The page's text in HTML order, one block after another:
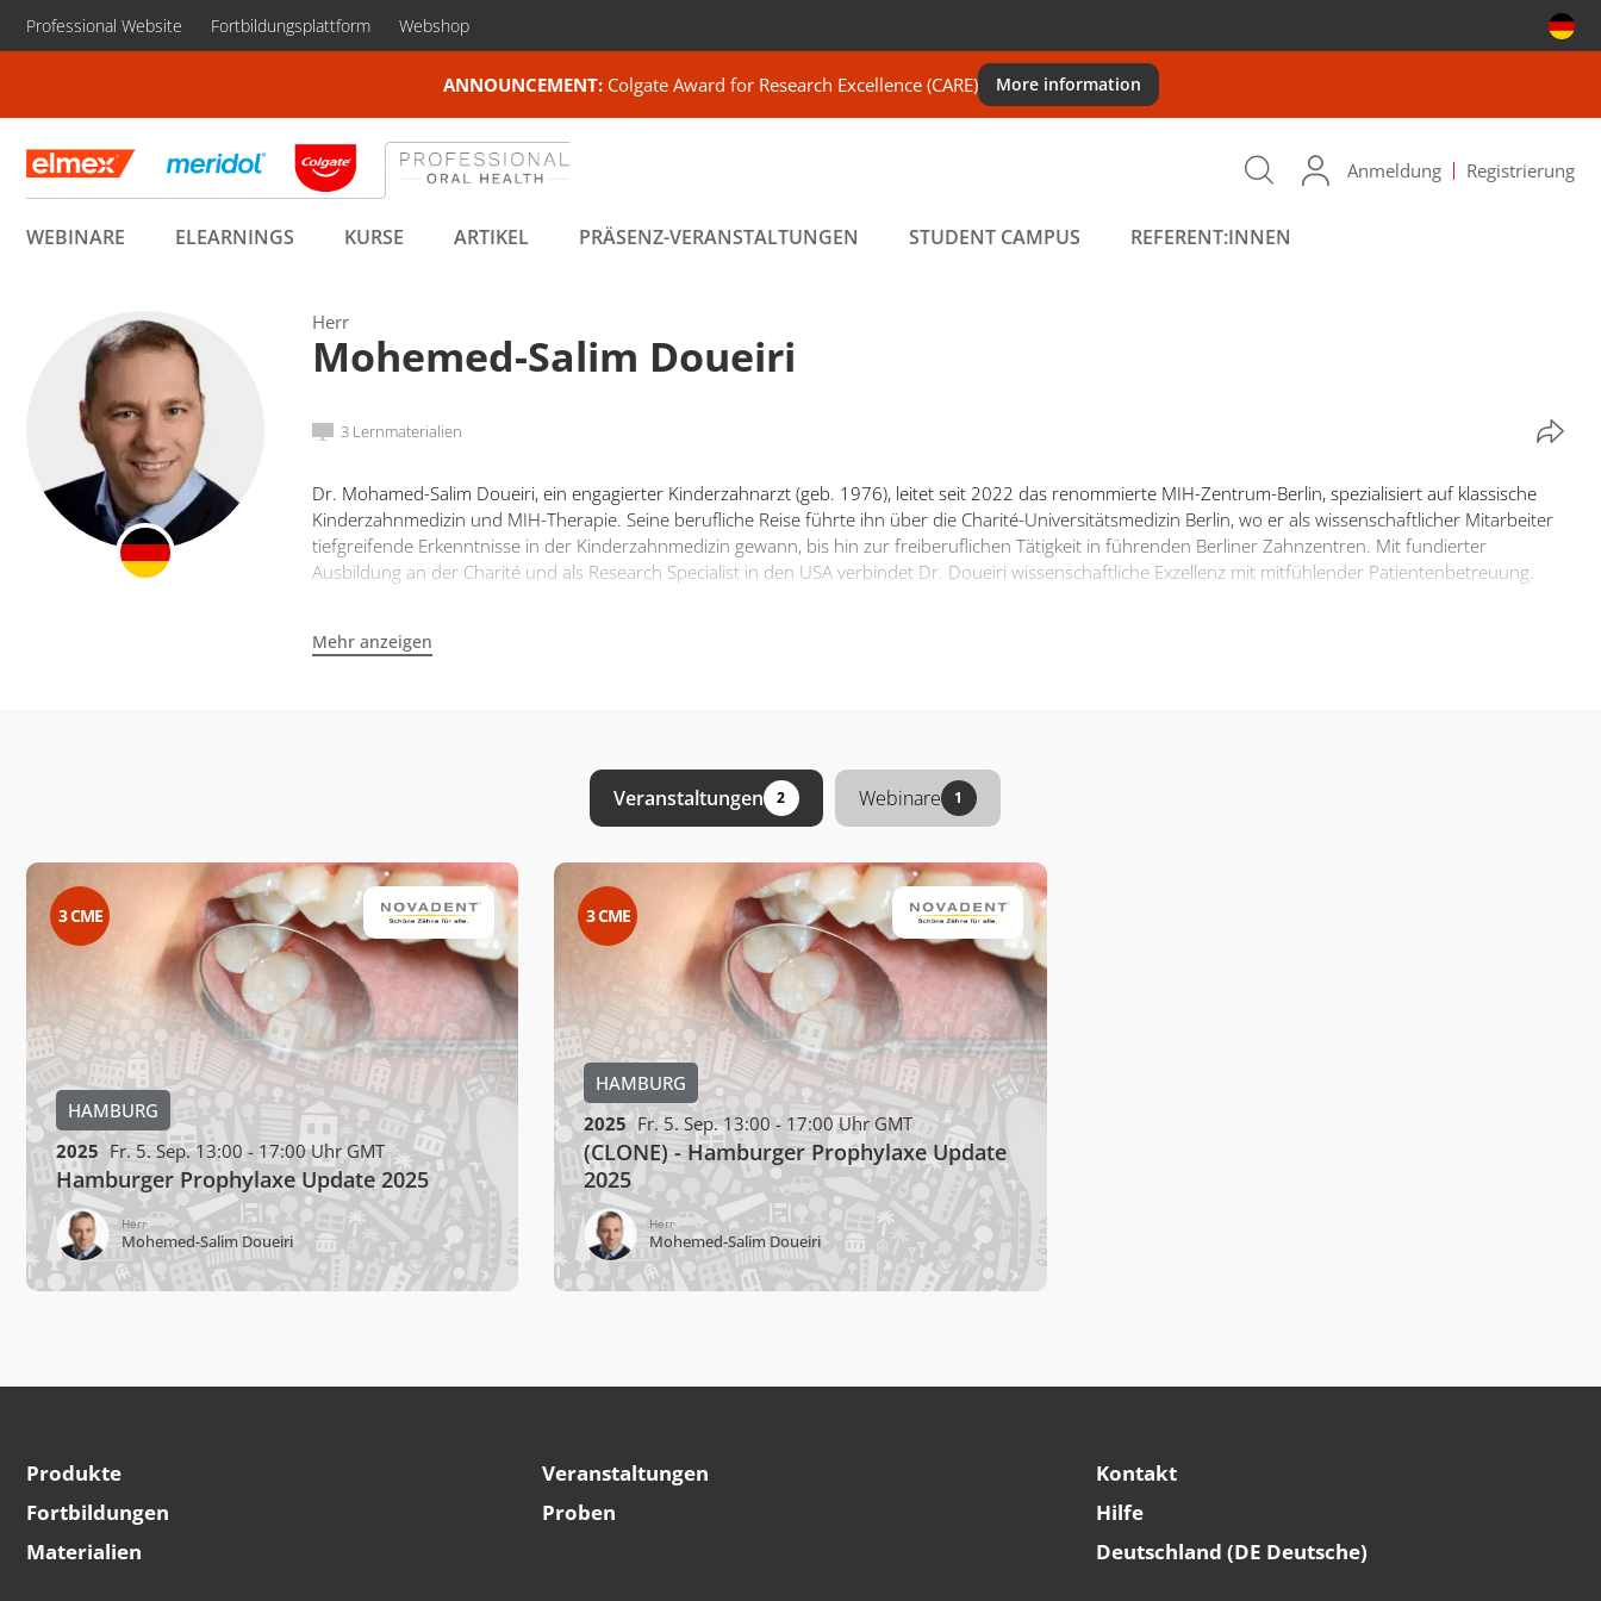
Professional Website Fortbildungsplattform Webshop
ANNOUNCEMENT:Colgate Award for Research Excellence (CARE) More information
Anmeldung Registrierung
WEBINARE ELEARNINGS KURSE ARTIKEL PRÄSENZ-VERANSTALTUNGEN STUDENT CAMPUS REFERENT:INNEN
Herr
Mohemed-Salim Doueiri
3 Lernmaterialien
Dr. Mohamed-Salim Doueiri, ein engagierter Kinderzahnarzt (geb. 1976), leitet seit 2022 das renommierte MIH-Zentrum-Berlin, spezialisiert auf klassische
Kinderzahnmedizin und MIH-Therapie. Seine berufliche Reise führte ihn über die Charité-Universitätsmedizin Berlin, wo er als wissenschaftlicher Mitarbeiter
tiefgreifende Erkenntnisse in der Kinderzahnmedizin gewann, bis hin zur freiberuflichen Tätigkeit in führenden Berliner Zahnzentren. Mit fundierter
Ausbildung an der Charité und als Research Specialist in den USA verbindet Dr. Doueiri wissenschaftliche Exzellenz mit mitfühlender Patientenbetreuung.
Mehr anzeigen
Veranstaltungen 2 Webinare 1
3CME
HAMBURG
2025 Fr. 5. Sep. 13:00 - 17:00 Uhr GMT
Hamburger Prophylaxe Update 2025
Wolfgang Falk
3CME
HAMBURG
2025 Fr. 5. Sep. 13:00 - 17:00 Uhr GMT
(CLONE) - Hamburger Prophylaxe Update
2025
Wolfgang Falk
Produkte
Fortbildungen
Materialien
Veranstaltungen
Proben
Kontakt
Hilfe
Deutschland (DE Deutsche)